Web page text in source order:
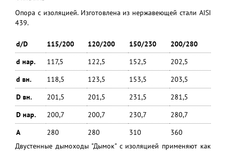
Опора с изоляцией. Изготовлена из нержавеющей стали AISI
439.
d/D 115/200 120/200 150/230
200/280
d нар.
117,5 122,5 152,5
202,5
d вн.
118,5 123,5 153,5
203,5
D вн.
201,5 201,5 231,5
281,5
D нар.
200,7 200,7 230,7
280,7
A
280 280 310
360
Двустенные дымоходы "Дымок" с изоляцией применяют как